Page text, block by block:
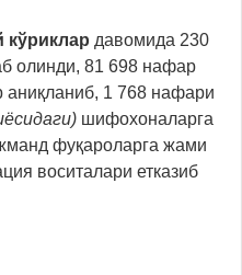
кўриклар давомида 230
олинди, 81 698 нафар
аниқланиб, 1 768 нафари
шифохоналарга
фуқароларга жами
воситалари етказиб